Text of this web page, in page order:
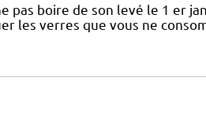
pas boire de son levé le 1 er
les verres que vous ne